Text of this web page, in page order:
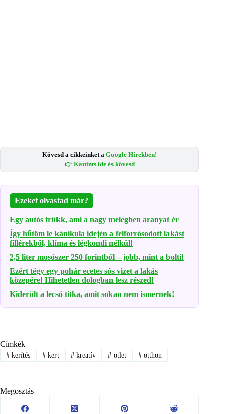
Kövesd a cikkeinket a Google Hírekben!
👉 Kattints ide és kövesd
Ezeket olvastad már?
Egy autós trükk, ami a nagy melegben aranyat ér
Így hűtöm le kánikula idején a felforrósodott lakást
fillérekből, klíma és légkondi nélkül!
2,5 liter mosószer 250 forintból – jobb, mint a bolti!
Ezért tégy egy pohár ecetes sós vizet a lakás
közepére! Hihetetlen dologban lesz részed!
Kiderült a lecsó titka, amit sokan nem ismernek!
Címkék
#kerítés #kert # kreatív # ötlet # otthon
Megosztás